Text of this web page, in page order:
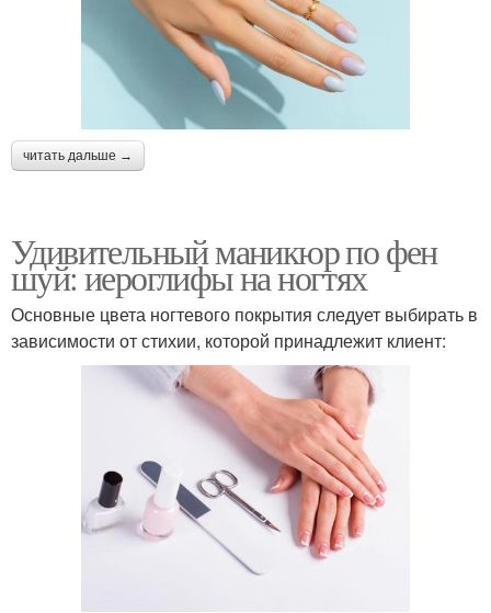
читать дальше →
Удивительный маникюр по фен
шуй: иероглифы на ногтях
Основные цвета ногтевого покрытия следует выбирать в
зависимости от стихии, которой принадлежит клиент: